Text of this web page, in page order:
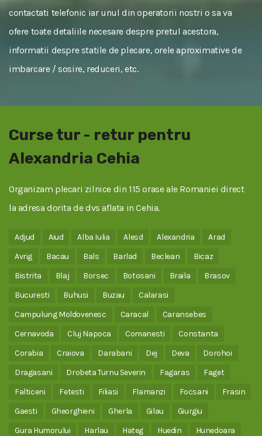
contactati telefonic iar unul din operatorii nostri o sa va
ofere toate detaliile necesare despre pretul acestora,
informatii despre statile de plecare, orele aproximative de
imbarcare / sosire, reduceri, etc.
Curse tur - retur pentru
Alexandria Cehia
Organizam plecari zilnice din 115 orase ale Romaniei direct
la adresa dorita de dvs aflata in Cehia.
Adjud Aiud Alba Iulia Alesd Alexandria
Arad
Avrig
Bacau Bals Barlad Beclean
Bicaz
Bistrita
Blaj Borsec Botosani Braila
Brasov
Bucuresti
Buhusi Buzau
Calarasi
Campulung Moldovenesc
Caracal
Caransebes
Cernavoda
Cluj Napoca Comanesti
Constanta
Corabia
Craiova Darabani Dej Deva
Dorohoi
Dragasani
Drobeta Turnu Severin Fagaras
Faget
Falticeni
Fetesti Filiasi Flamanzi Focsani
Frasin
Gaesti
Gheorghieni Gherla Gilau
Giurgiu
Gura Humorului
Harlau Hateg Huedin
Hunedoara